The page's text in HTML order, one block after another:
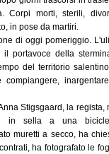
Corpi morti, sterili,
in pose da martiri.
di oggi pomeriggio.
portavoce della
del territorio
compiangere,
Stigsgaard, la regista,
in sella a una
muretti a secco, ha
ha fotografato le